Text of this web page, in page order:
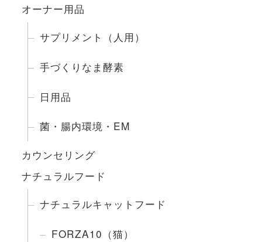
オーナー用品
サプリメント（人用）
手づくりなま酵素
日用品
菌・腸内環境・EM
カウンセリング
ナチュラルフード
ナチュラルキャットフード
FORZA10（猫）